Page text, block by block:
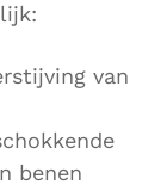
van
benen